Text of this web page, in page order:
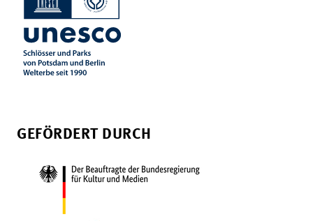
GEFÖRDERT DURCH